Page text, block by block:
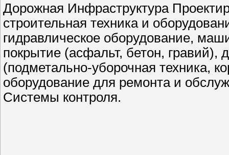
Дорожная Инфраструктура
строительная техника и
гидравлическое оборудование,
покрытие (асфальт, бетон,
(подметально-уборочная техника,
оборудование для ремонта и
Системы контроля.